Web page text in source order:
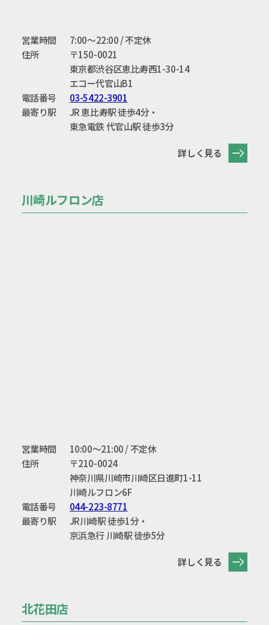
営業時間
7:00～22:00 / 不定休
住所
〒150-0021
東京都渋谷区恵比寿西1-30-14
エコー代官山B1
電話番号
03-5422-3901
最寄り駅
JR 恵比寿駅 徒歩4分・
東急電鉄 代官山駅 徒歩3分
詳しく見る
川崎ルフロン店
営業時間
10:00〜21:00 / 不定休
住所
〒210-0024
神奈川県川崎市川崎区日進町1-11
川崎ルフロン6F
電話番号
044-223-8771
最寄り駅
JR川崎駅 徒歩1分・
京浜急行 川崎駅 徒歩5分
詳しく見る
北花田店